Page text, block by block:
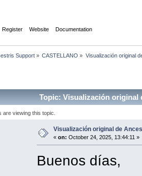
Register Website Documentation
Support » CASTELLANO » Visualización original
Topic: Visualización original
viewing this topic.
Visualización original de
« on: October 24, 2025, 13:44:11 »
Buenos días,